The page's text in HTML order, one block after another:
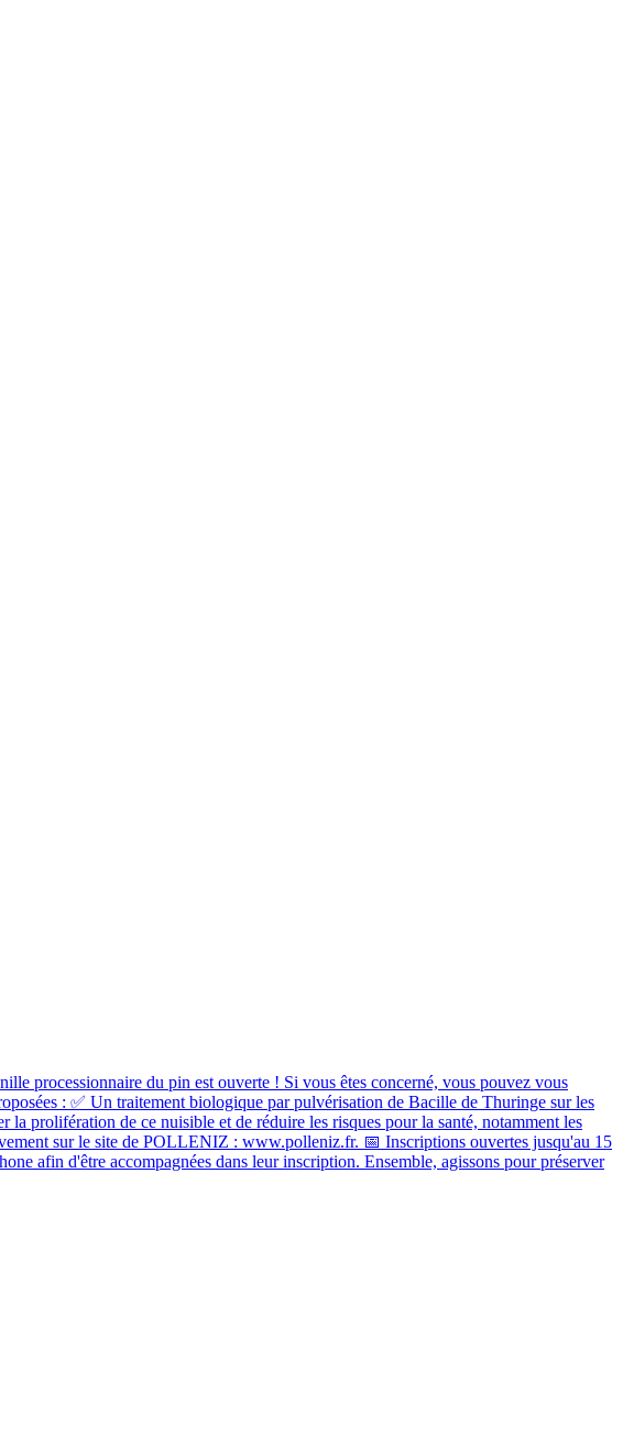
processionnaire du pin est ouverte ! Si vous êtes concerné, vous pouvez vous
: ✅ Un traitement biologique par pulvérisation de Bacille de Thuringe sur les
prolifération de ce nuisible et de réduire les risques pour la santé, notamment les
sur le site de POLLENIZ : www.polleniz.fr. 📅 Inscriptions ouvertes jusqu'au 15
afin d'être accompagnées dans leur inscription. Ensemble, agissons pour préserver